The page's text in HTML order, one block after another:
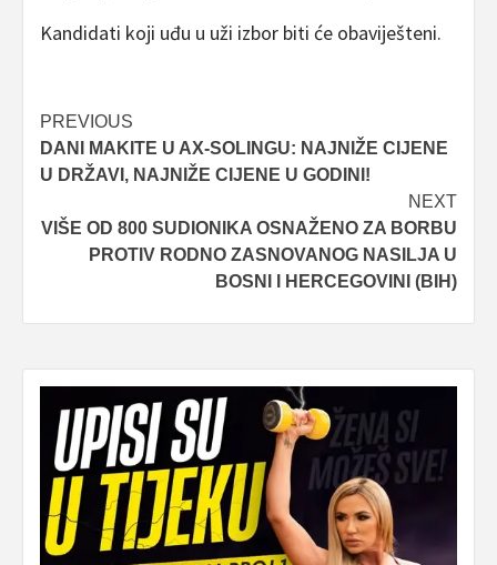
Kandidati koji uđu u uži izbor biti će obaviješteni.
Post
navigation
PREVIOUS
DANI MAKITE U AX-SOLINGU: NAJNIŽE CIJENE
U DRŽAVI, NAJNIŽE CIJENE U GODINI!
NEXT
VIŠE OD 800 SUDIONIKA OSNAŽENO ZA BORBU
PROTIV RODNO ZASNOVANOG NASILJA U
BOSNI I HERCEGOVINI (BIH)